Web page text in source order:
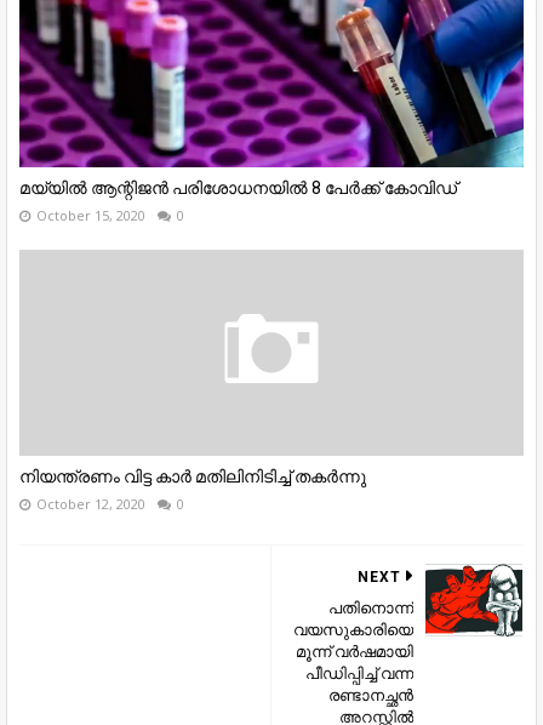
മയ്യിൽ ആന്റിജൻ പരിശോധനയിൽ 8 പേർക്ക് കോവിഡ്
October 15, 2020 0
നിയന്ത്രണം വിട്ട കാർ മതിലിനിടിച്ച് തകർന്നു
October 12, 2020 0
NEXT
പതിനൊന്ന്
വയസുകാരിയെ
മൂന്ന് വര്‍ഷമായി
പീഡിപ്പിച്ച് വന്ന
രണ്ടാനച്ഛന്‍
അറസ്റ്റില്‍